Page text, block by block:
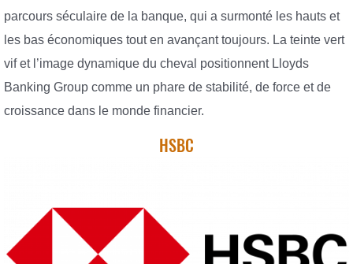
parcours séculaire de la banque, qui a surmonté les hauts et
les bas économiques tout en avançant toujours. La teinte vert
vif et l’image dynamique du cheval positionnent Lloyds
Banking Group comme un phare de stabilité, de force et de
croissance dans le monde financier.
HSBC